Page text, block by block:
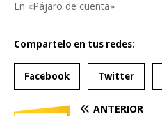
En «Pájaro de cuenta»
Compartelo en tus redes:
Facebook Twitter
ANTERIOR